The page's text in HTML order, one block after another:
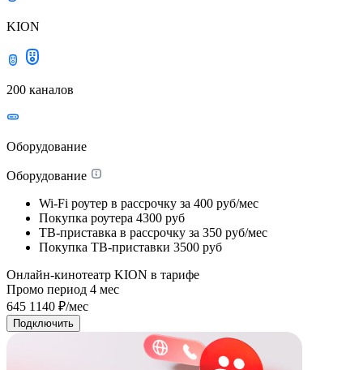
KION
200 каналов
Оборудование
Оборудование
Wi-Fi роутер в рассрочку за 400 руб/мес
Покупка роутера 4300 руб
ТВ-приставка в рассрочку за 350 руб/мес
Покупка ТВ-приставки 3500 руб
Онлайн-кинотеатр KION в тарифе
Промо период 4 мес
645 1140 ₽/мес
Подключить